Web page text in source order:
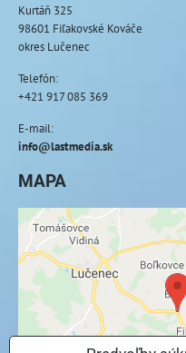
Kurtáň 325
98601 Fiľakovské Kováče
okres Lučenec
Telefón:
+421 917 085 369
E-mail:
info@lastmedia.sk
MAPA
Externý obsah je
Prajete si načítať
Povoliť